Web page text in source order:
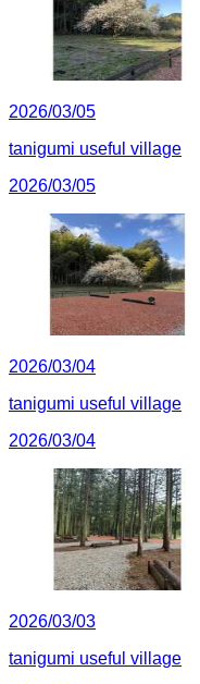
2026/03/05
tanigumi useful village
2026/03/05
2026/03/04
tanigumi useful village
2026/03/04
2026/03/03
tanigumi useful village